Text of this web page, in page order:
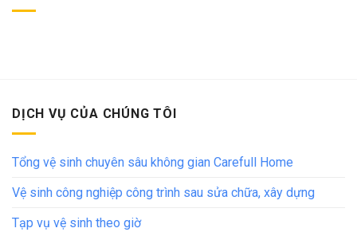
DỊCH VỤ CỦA CHÚNG TÔI
Tổng vệ sinh chuyên sâu không gian Carefull Home
Vệ sinh công nghiệp công trình sau sửa chữa, xây dựng
Tạp vụ vệ sinh theo giờ